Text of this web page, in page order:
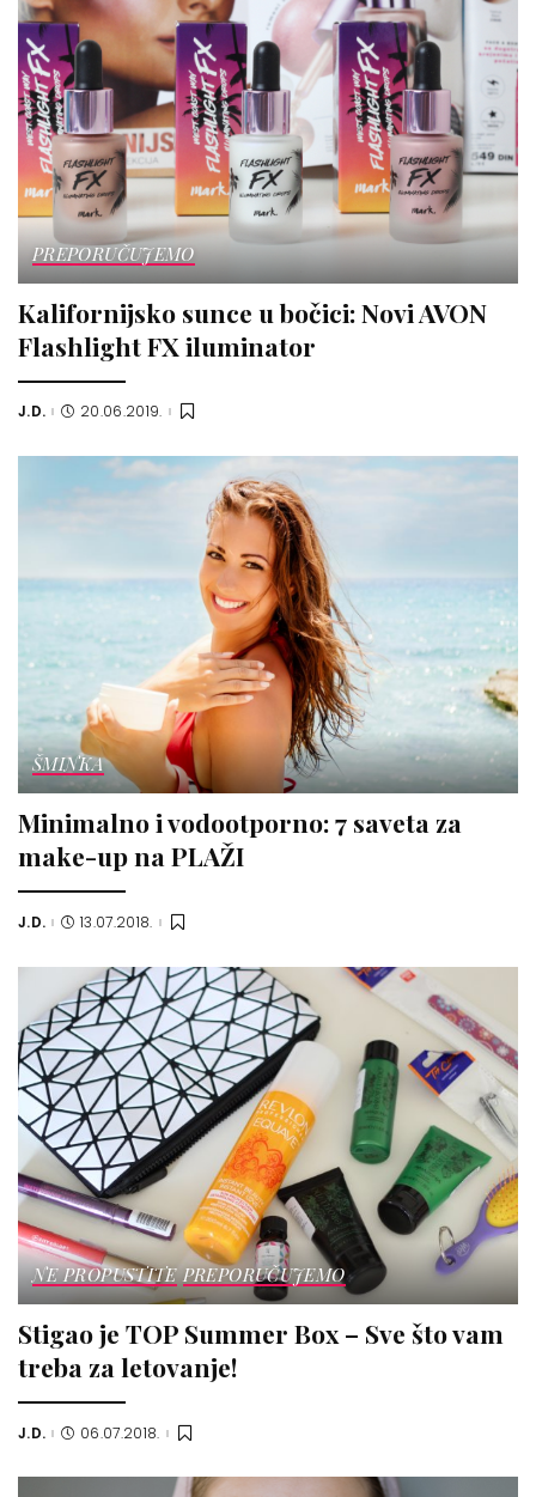
PREPORUČUJEMO
Kalifornijsko sunce u bočici: Novi AVON
Flashlight FX iluminator
Posted
J.D. 20.06.2019.
ŠMINKA
Minimalno i vodootporno: 7 saveta za
make-up na PLAŽI
Posted
J.D. 13.07.2018.
NE PROPUSTITE PREPORUČUJEMO
Stigao je TOP Summer Box – Sve što vam
treba za letovanje!
Posted
J.D. 06.07.2018.